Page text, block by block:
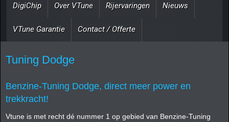
DigiChip Over VTune Rijervaringen Nieuws
VTune Garantie Contact / Offerte
Tuning Dodge
Benzine-Tuning Dodge, direct meer power en
trekkracht!
Vtune is met recht dé nummer 1 op gebied van Benzine-Tuning